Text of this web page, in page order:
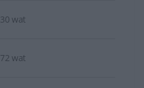
30 wat
72 wat